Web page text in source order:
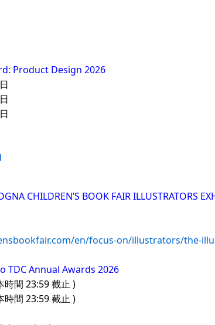
Product Design 2026
CHILDREN’S BOOK FAIR ILLUSTRATORS
en/focus-on/illustrators/the-
TDC Annual Awards 2026
時間 23:59 截止 )
時間 23:59 截止 )